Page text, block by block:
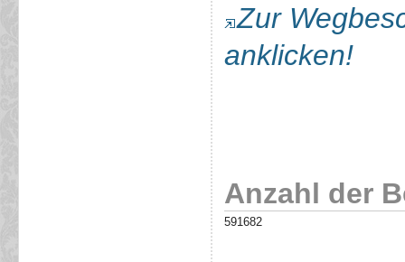
Zur
anklicken!
Anzahl der
591682